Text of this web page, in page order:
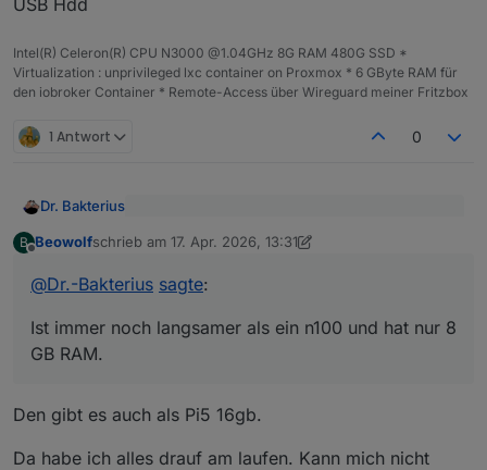
USB Hdd
Intel(R) Celeron(R) CPU N3000 @1.04GHz 8G RAM 480G SSD *
Virtualization : unprivileged lxc container on Proxmox * 6 GByte RAM für
den iobroker Container * Remote-Access über Wireguard meiner Fritzbox
1 Antwort 0
Dr. Bakterius
langsamer als ein n100 und hat nur 8 GB RAM.
Laufwerk und ein Gehäuse. Ein Mini-PC mit
einem n100 ist da flexibler, er läuft mit bis zu 32
man in der Regel nicht hört).
SSD-Wahnsinn schon deutlich höher als vor
einem Jahr. Aber ich finde, immer noch die
nötige Zubehör berücksichtigt.
B Beowolfschrieb am 17. Apr. 2026, 13:31
zuletzt editiert von Beowolf
@Dr.-Bakterius sagte:
Ist immer noch langsamer als ein n100 und hat nur 8
GB RAM.
Den gibt es auch als Pi5 16gb.
Da habe ich alles drauf am laufen. Kann mich nicht